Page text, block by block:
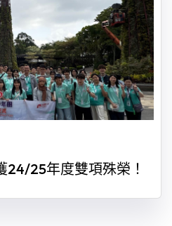
24/25年度雙項殊榮！